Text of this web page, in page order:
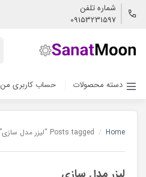
شماره تلفن
09153231597
دسته محصولات حساب کاربری من
Home
/ Posts tagged “لیزر مدل سازی”